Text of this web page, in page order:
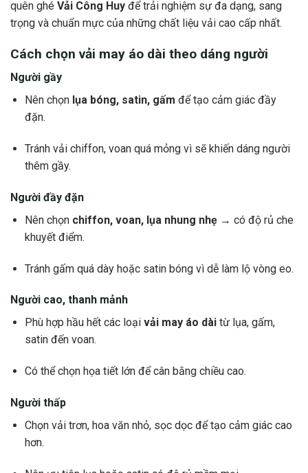
quên ghé Vải Công Huy để trải nghiệm sự đa dạng, sang
trọng và chuẩn mực của những chất liệu vải cao cấp nhất.
Cách chọn vải may áo dài theo dáng người
Người gầy
Nên chọn lụa bóng, satin, gấm để tạo cảm giác đầy
đặn.
Tránh vải chiffon, voan quá mỏng vì sẽ khiến dáng người
thêm gầy.
Người đầy đặn
Nên chọn chiffon, voan, lụa nhung nhẹ→ có độ rủ che
khuyết điểm.
Tránh gấm quá dày hoặc satin bóng vì dễ làm lộ vòng eo.
Người cao, thanh mảnh
Phù hợp hầu hết các loại vải may áo dàitừ lụa, gấm,
satin đến voan.
Có thể chọn họa tiết lớn để cân bằng chiều cao.
Người thấp
Chọn vải trơn, hoa văn nhỏ, sọc dọc để tạo cảm giác cao
hơn.